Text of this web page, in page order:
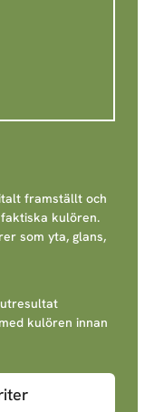
framställt och
kulören.
som yta, glans,
kulören innan